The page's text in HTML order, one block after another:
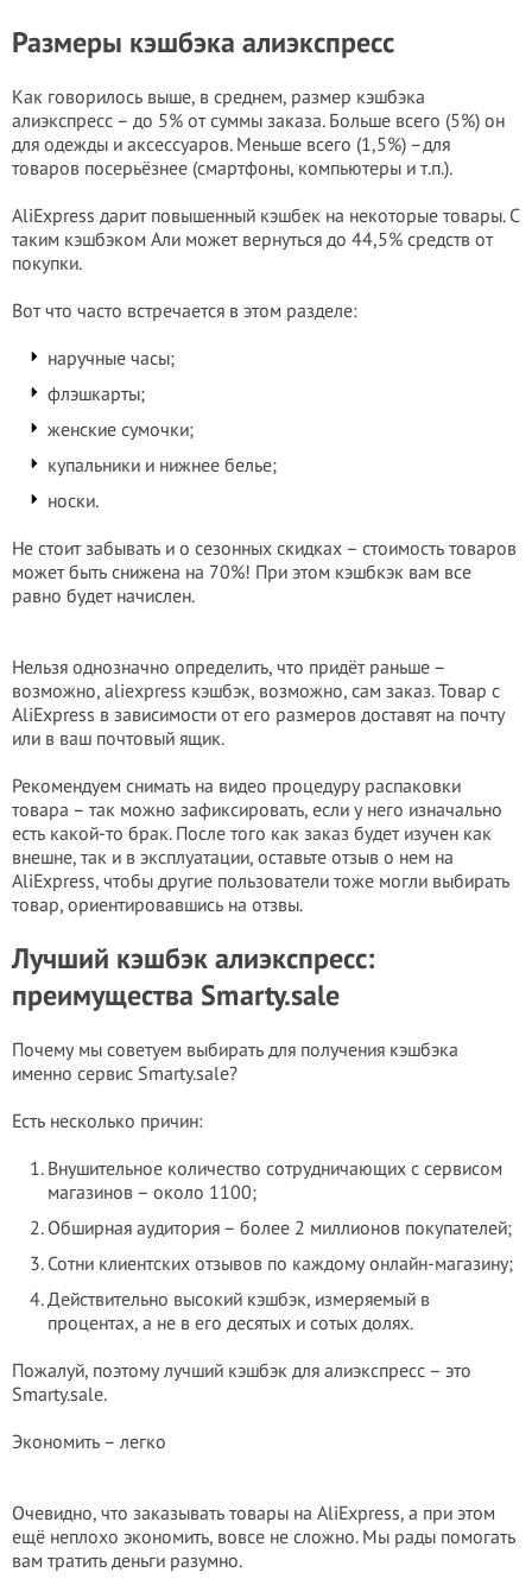
Размеры кэшбэка алиэкспресс
Как говорилось выше, в среднем, размер кэшбэка
алиэкспресс – до 5% от суммы заказа. Больше всего (5%) он
для одежды и аксессуаров. Меньше всего (1,5%) –для
товаров посерьёзнее (смартфоны, компьютеры и т.п.).
AliExpress дарит повышенный кэшбек на некоторые товары. С
таким кэшбэком Али может вернуться до 44,5% средств от
покупки.
Вот что часто встречается в этом разделе:
наручные часы;
флэшкарты;
женские сумочки;
купальники и нижнее белье;
носки.
Не стоит забывать и о сезонных скидках – стоимость товаров
может быть снижена на 70%! При этом кэшбкэк вам все
равно будет начислен.
Нельзя однозначно определить, что придёт раньше –
возможно, aliexpress кэшбэк, возможно, сам заказ. Товар с
AliExpress в зависимости от его размеров доставят на почту
или в ваш почтовый ящик.
Рекомендуем снимать на видео процедуру распаковки
товара – так можно зафиксировать, если у него изначально
есть какой-то брак. После того как заказ будет изучен как
внешне, так и в эксплуатации, оставьте отзыв о нем на
AliExpress, чтобы другие пользователи тоже могли выбирать
товар, ориентировавшись на отзвы.
Лучший кэшбэк алиэкспресс:
преимущества Smarty.sale
Почему мы советуем выбирать для получения кэшбэка
именно сервис Smarty.sale?
Есть несколько причин:
Внушительное количество сотрудничающих с сервисом
магазинов – около 1100;
Обширная аудитория – более 2 миллионов покупателей;
Сотни клиентских отзывов по каждому онлайн-магазину;
Действительно высокий кэшбэк, измеряемый в
процентах, а не в его десятых и сотых долях.
Пожалуй, поэтому лучший кэшбэк для алиэкспресс – это
Smarty.sale.
Экономить – легко
Очевидно, что заказывать товары на AliExpress, а при этом
ещё неплохо экономить, вовсе не сложно. Мы рады помогать
вам тратить деньги разумно.